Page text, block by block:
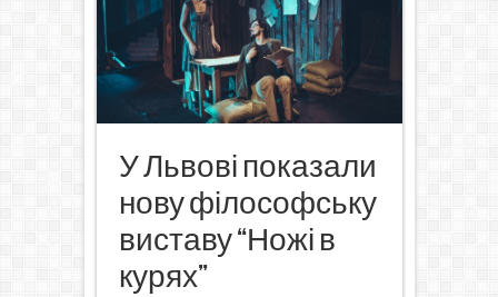
У Львові показали
нову філософську
виставу “Ножі в
курях”